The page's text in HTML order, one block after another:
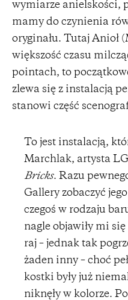
wymiarze anielskości,
mamy do czynienia
oryginału. Tutaj Anioł
większość czasu
pointach, to
zlewa się z instalacją
stanowi część
To jest instalacją,
Marchlak, artysta
Bricks. Razu
Gallery zobaczyć
czegoś w rodzaju
nagle objawiły mi
raj – jednak tak
żaden inny – choć
kostki były już
niknęły w kolorze.